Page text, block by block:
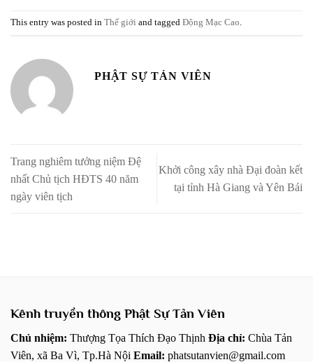
This entry was posted in Thế giới and tagged Động Mạc Cao.
PHẬT SỰ TẢN VIÊN
Trang nghiêm tưởng niệm Đệ
nhất Chủ tịch HĐTS 40 năm
ngày viên tịch
Khởi công xây nhà Đại đoàn kết
tại tỉnh Hà Giang và Yên Bái
Kênh truyền thông Phật Sự Tản Viên
Chủ nhiệm: Thượng Tọa Thích Đạo Thịnh Địa chỉ: Chùa Tản
Viên, xã Ba Vì, Tp.Hà Nội Email: phatsutanvien@gmail.com